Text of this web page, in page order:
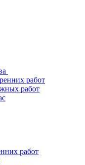
работ
работ
работ